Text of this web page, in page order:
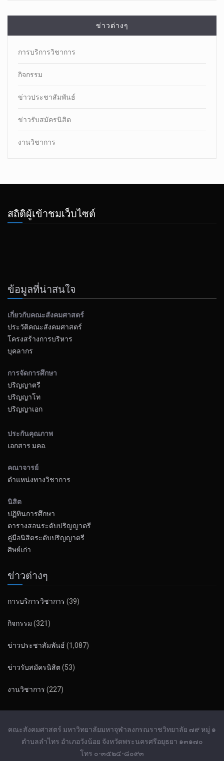
ข่าวต่างๆ
การบริการวิชาการ
กิจกรรม
ข่าวประชาสัมพันธ์
ข่าวรับสมัครนิสิต
งานวิชาการ
สถิติผู้เข้าชมเว็บไซต์
ข้อมูลที่น่าสนใจ
เกี่ยวกับคณะสังคมศาสตร์
ประวัติคณะสังคมศาสตร์
โครงสร้างการบริหาร
บุคลากร
การจัดการศึกษา
ปริญญาตรี
ปริญญาโท
ปริญญาเอก
ประกันคุณภาพ
เอกสาร มคอ.
คณาจารย์
ตำแหน่งทางวิชาการ
นิสิต
ปฏิทินการศึกษา
ตารางสอนระดับปริญญาตรี
คู่มือนิสิตระดับปริญญาตรี
ศิษย์เก่า
ข่าวต่างๆ
การบริการวิชาการ (39)
กิจกรรม (321)
ข่าวประชาสัมพันธ์ (1,087)
ข่าวรับสมัครนิสิต (53)
งานวิชาการ (227)
คณะสังคมศาสตร์ มหาวิทยาลัยมหาจุฬาลงกรณราชวิทยาลัย ๗๙ หมู่ ๑
ตำบลลำไทร อำเภอวังน้อย จังหวัดพระนครศรีอยุธยา ๑๓๑๗๐
โทร ๐-๓๕๒๔-๘๐๙๓